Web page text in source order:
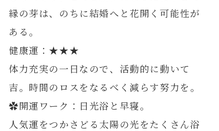
縁の芽は、のちに結婚へと花開く可能性が
ある。
健康運：★★★
体力充実の一日なので、活動的に動いて
吉。時間のロスをなるべく減らす努力を。
✿開運ワーク：日光浴と早寝。
人気運をつかさどる太陽の光をたくさん浴